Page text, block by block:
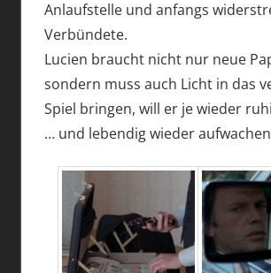
Anlaufstelle und anfangs
Verbündete.
Lucien braucht nicht nur neue
sondern muss auch Licht in das
Spiel bringen, will er je wieder
… und lebendig wieder